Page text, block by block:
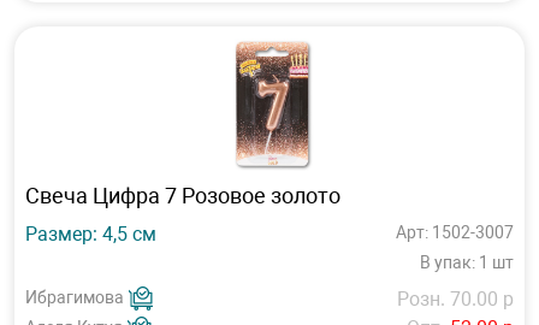
Свеча Цифра 7 Розовое золото
Размер: 4,5 см
Арт: 1502-3007
В упак: 1 шт
Ибрагимова
Розн. 70.00 р